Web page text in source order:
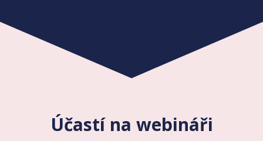
Účastí na webináři